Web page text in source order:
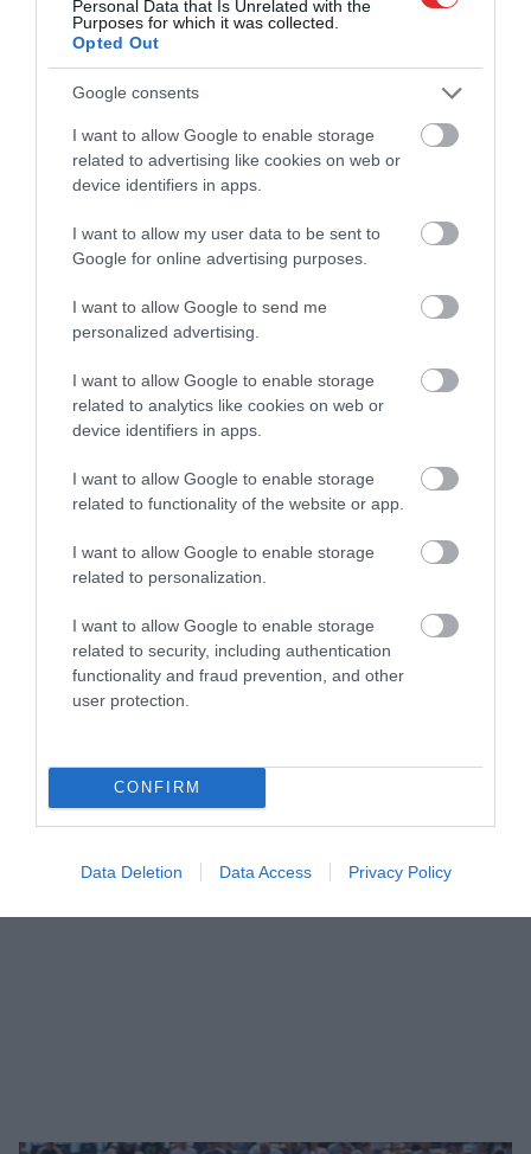
Personal Data that Is Unrelated with the
Purposes for which it was collected.
Opted Out
Google consents
I want to allow Google to enable storage
related to advertising like cookies on web or
device identifiers in apps.
I want to allow my user data to be sent to
Google for online advertising purposes.
I want to allow Google to send me
personalized advertising.
I want to allow Google to enable storage
related to analytics like cookies on web or
device identifiers in apps.
I want to allow Google to enable storage
related to functionality of the website or app.
I want to allow Google to enable storage
related to personalization.
I want to allow Google to enable storage
related to security, including authentication
functionality and fraud prevention, and other
user protection.
CONFIRM
Data Deletion Data Access Privacy Policy
Artis Ābols hokejs
CITS NO ŠĪS TĒMAS
VIDEO. Šilova iespaidīgais atvairījums
Mazāk zināmais talants! Artis Ābols
vienu no šosezon junioru izlasē
spēlējušajiem uzbrucējiem radošuma
Uzmini nu – kas tas ir? Kādreizējā
Latvijas sporta slavenība ar māju
māju Tobāgo